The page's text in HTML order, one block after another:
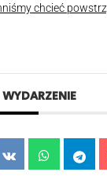
chcieć